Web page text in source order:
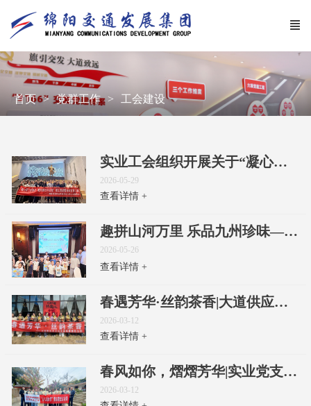
首页 党群工作 工会建设
实业工会组织开展关于“凝心聚力踏春行 清风廉政伴征程”职工郊游暨廉政教育活动
2026-05-29
查看详情 +
趣拼山河万里 乐品九州珍味——交发集团直属工会组织开展“六一”亲子活动
2026-05-26
查看详情 +
春遇芳华·丝韵茶香|大道供应链工会组织开展“三八”国际劳动妇女节活动
2026-03-12
查看详情 +
春风如你，熠熠芳华|实业党支部和公司工会组织开展“三八”妇女节活动暨主题党日活动
2026-03-12